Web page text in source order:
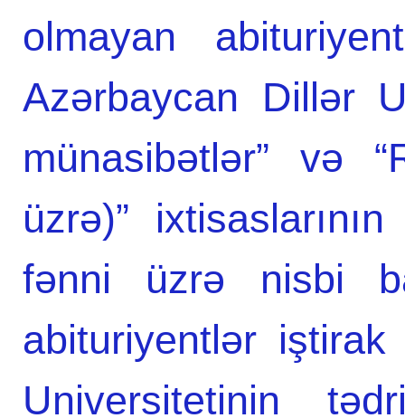
olmayan
Azərbaycan Dillər
münasibətlər” və
üzrə)”
fənni üzrə nisbi
abituriyentlər
Universitetinin